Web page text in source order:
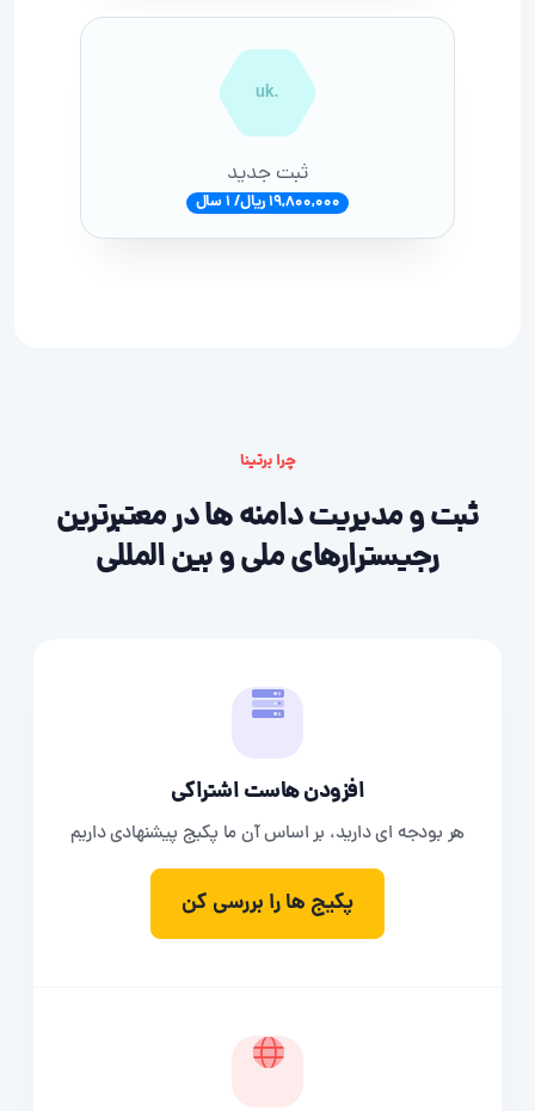
.uk
ثبت جدید
19,800,000 ریال/ 1 سال
چرا برتینا
ثبت و مدیریت دامنه ها در معتبرترین
رجیسترارهای ملی و بین المللی
افزودن هاست اشتراکی
هر بودجه ای دارید، بر اساس آن ما پکیج پیشنهادی داریم
پکیج ها را بررسی کن